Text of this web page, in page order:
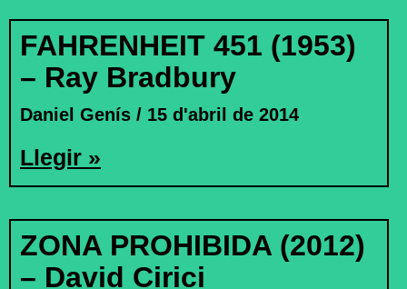
FAHRENHEIT 451 (1953)
– Ray Bradbury
Daniel Genís 15 d'abril de 2014
Llegir »
ZONA PROHIBIDA (2012)
– David Cirici